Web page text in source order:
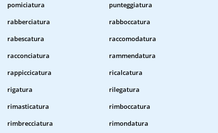
pomiciatura
punteggiatura
rabberciatura
rabboccatura
rabescatura
raccomodatura
racconciatura
rammendatura
rappiccicatura
ricalcatura
rigatura
rilegatura
rimasticatura
rimboccatura
rimbrecciatura
rimondatura